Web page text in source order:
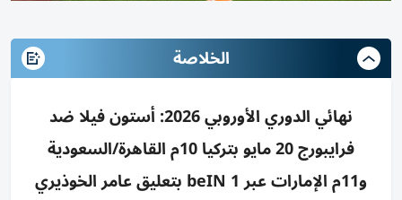
الخلاصة
نهائي الدوري الأوروبي 2026: أستون فيلا ضد
فرايبورج 20 مايو بتركيا 10م القاهرة/السعودية
و11م الإمارات عبر beIN 1 بتعليق عامر الخوذيري